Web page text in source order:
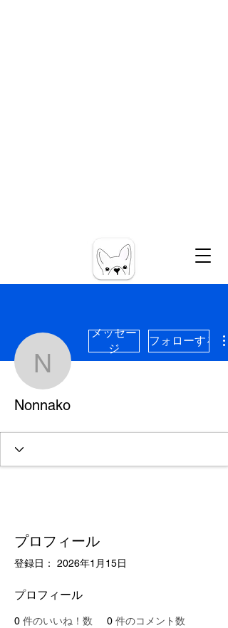
Nonnako
メッセー
ジ
フォローする
Nonnako
プロフィール
登録日： 2026年1月15日
プロフィール
0 件のいいね！数 0 件のコメント数